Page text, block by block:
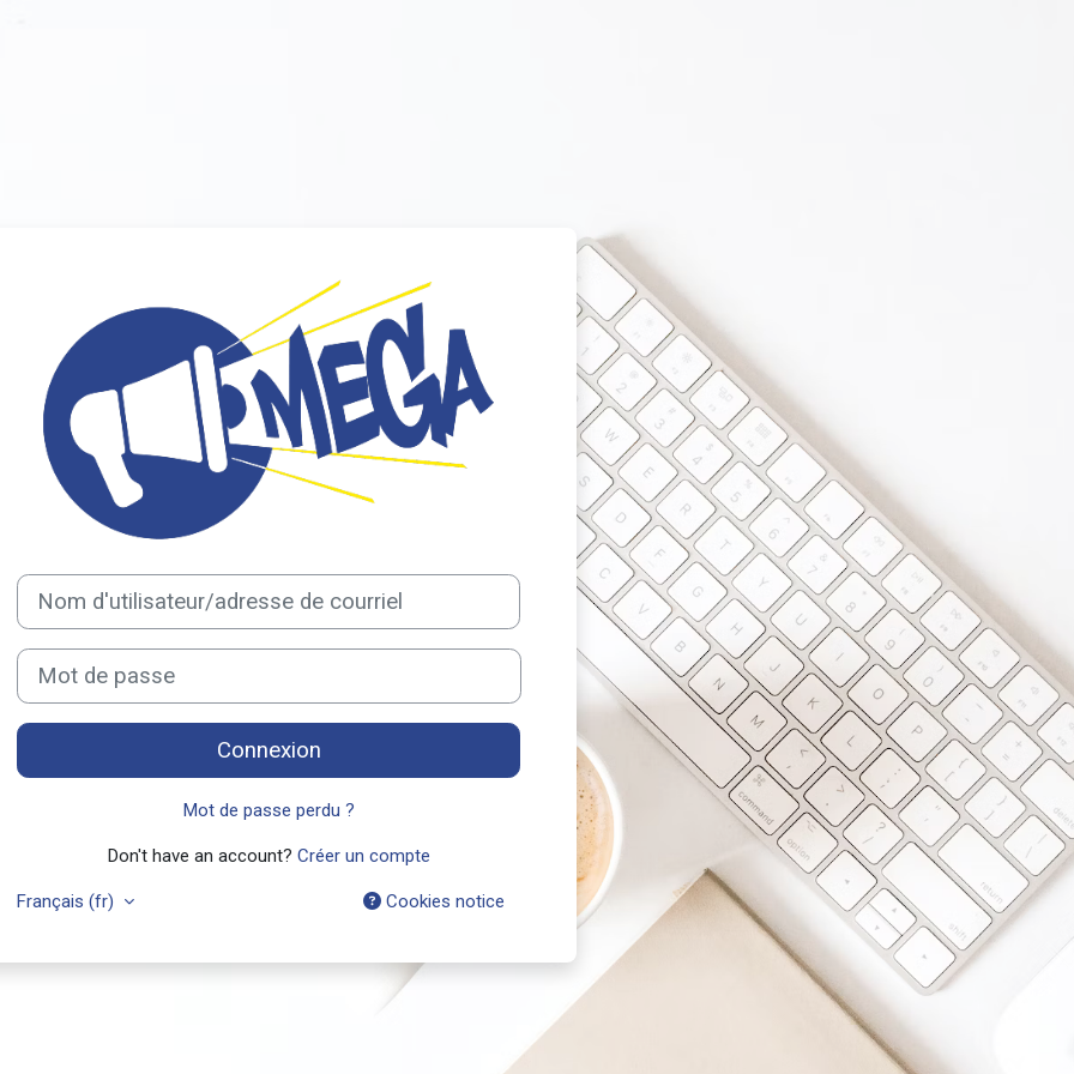
Connexion à Make Europe Great Again
Procédure de création de compte
Nom d'utilisateur/adresse de courriel
Mot de passe
Connexion
Mot de passe perdu ?
Don't have an account? Créer un compte
Français ‎(fr)‎ Cookies notice